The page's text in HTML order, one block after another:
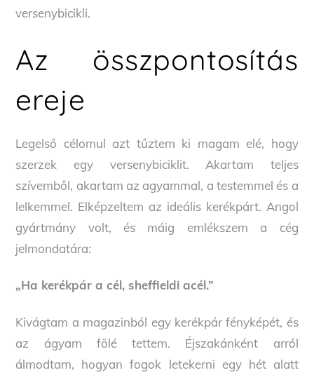
versenybicikli.
Az összpontosítás
ereje
Legelső célomul azt tűztem ki magam elé, hogy
szerzek egy versenybiciklit. Akartam teljes
szívemből, akartam az agyammal, a testemmel és a
lelkemmel. Elképzeltem az ideális kerékpárt. Angol
gyártmány volt, és máig emlékszem a cég
jelmondatára:
„Ha kerékpár a cél, sheffieldi acél.”
Kivágtam a magazinból egy kerékpár fényképét, és
az ágyam fölé tettem. Éjszakánként arról
álmodtam, hogyan fogok letekerni egy hét alatt